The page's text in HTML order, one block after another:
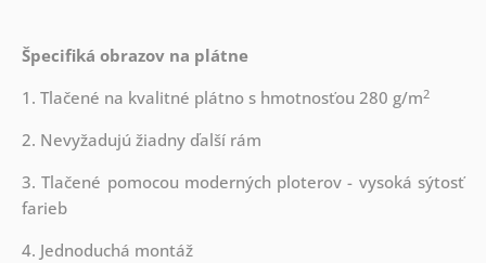
Špecifiká obrazov na plátne
1. Tlačené na kvalitné plátno s hmotnosťou 280 g/m2
2. Nevyžadujú žiadny ďalší rám
3. Tlačené pomocou moderných ploterov - vysoká sýtosť
farieb
4. Jednoduchá montáž